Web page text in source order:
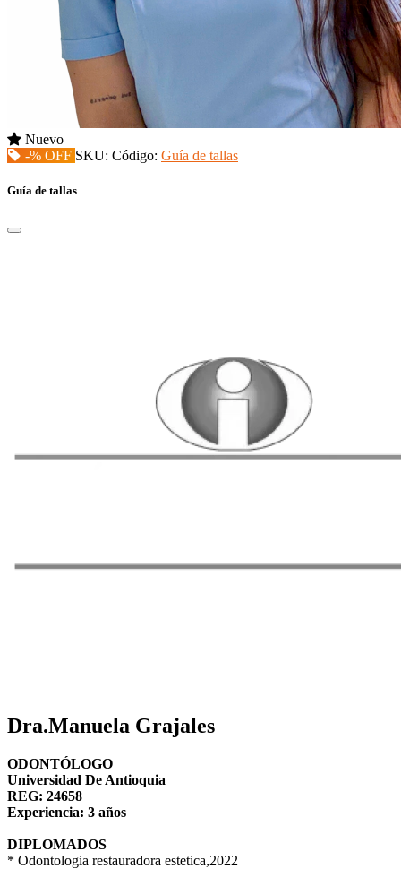
Nuevo
-% OFF SKU: Código: Guía de tallas
Guía de tallas
Dra.Manuela Grajales
ODONTÓLOGO
Universidad De Antioquia
REG: 24658
Experiencia: 3 años
DIPLOMADOS
* Odontologia restauradora estetica,2022